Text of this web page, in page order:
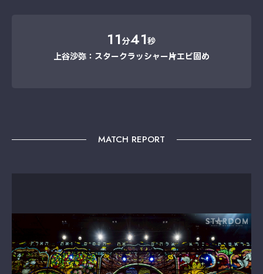
11分41秒
上谷沙弥：スタークラッシャー→片エビ固め
MATCH REPORT